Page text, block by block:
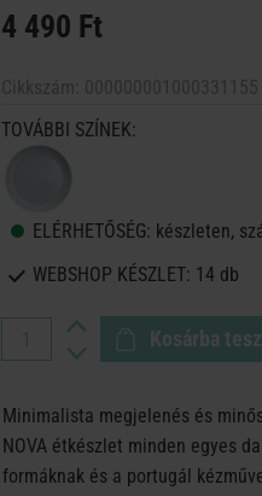
4 490 Ft
TOVÁBBI SZÍNEK:
ELÉRHETŐSÉG: készleten,
WEBSHOP KÉSZLET: 14 db
Kosárba
Minimalista megjelenés és
NOVA étkészlet minden egyes
formáknak és a portugál